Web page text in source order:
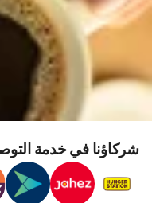
شركاؤنا في خدمة